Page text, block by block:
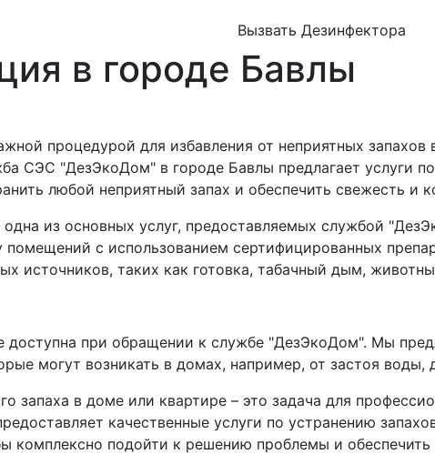
Вызвать Дезинфектора
в городе Бавлы
процедурой для избавления от неприятных запахов
СЭС "ДезЭкоДом" в городе Бавлы предлагает услуги по
любой неприятный запах и обеспечить свежесть
из основных услуг, предоставляемых службой
с использованием сертифицированных
источников, таких как готовка, табачный дым,
при обращении к службе "ДезЭкоДом". Мы
могут возникать в домах, например, от застоя
запаха в доме или квартире – это задача для
качественные услуги по устранению
комплексно подойти к решению проблемы и обеспечить